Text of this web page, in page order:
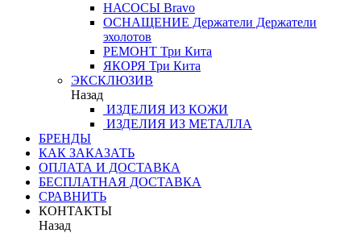
НАСОСЫ Bravo
ОСНАЩЕНИЕ Держатели Держатели
эхолотов
РЕМОНТ Три Кита
ЯКОРЯ Три Кита
ЭКСКЛЮЗИВ
Назад
ИЗДЕЛИЯ ИЗ КОЖИ
ИЗДЕЛИЯ ИЗ МЕТАЛЛА
БРЕНДЫ
КАК ЗАКАЗАТЬ
ОПЛАТА И ДОСТАВКА
БЕСПЛАТНАЯ ДОСТАВКА
СРАВНИТЬ
КОНТАКТЫ
Назад